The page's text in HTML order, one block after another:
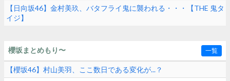
【日向坂46】金村美玖、バタフライ鬼に襲われる・・・【THE 鬼タ
イジ】
櫻坂まとめもり〜 一覧
【櫻坂46】村山美羽、ここ数日である変化が...？